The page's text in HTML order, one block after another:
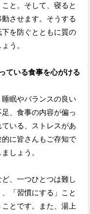
と。そして、寝ると
させます。そうする
を防ぐとともに質の
う。
ている食事を心がける
眠やバランスの良い
、食事の内容が偏っ
いる、ストレスがあ
に皆さんもご存知で
しょう。
、一つひとつは難し
「習慣にする」こと
とです。また、湯上